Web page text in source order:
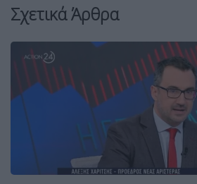
Σχετικά Άρθρα